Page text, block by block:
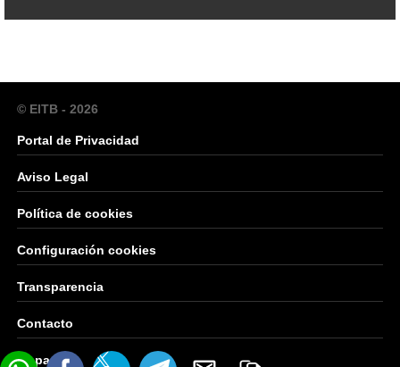
© EITB - 2026
Portal de Privacidad
Aviso Legal
Política de cookies
Configuración cookies
Transparencia
Contacto
Mapa Web